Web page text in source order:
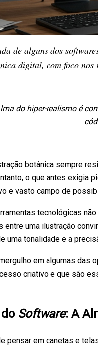
de alguns dos
digital, com foco
do hiper-realismo é
botânica sempre
o que antes exigia
e vasto campo de
tecnológicas
entre uma ilustração
uma tonalidade e a
em algumas das
criativo e que são
Software: A
pensar em canetas e